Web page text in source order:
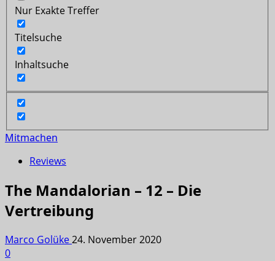
Nur Exakte Treffer
Titelsuche
Inhaltsuche
Mitmachen
Reviews
The Mandalorian – 12 – Die
Vertreibung
Marco Golüke24. November 2020
0